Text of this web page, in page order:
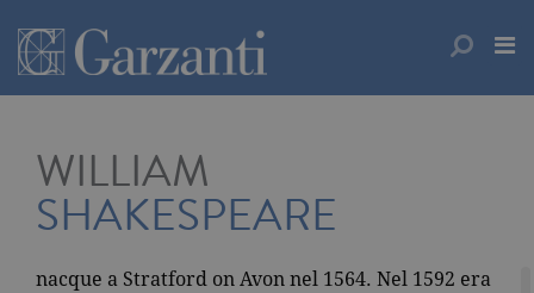
WILLIAM
SHAKESPEARE
nacque a Stratford on Avon nel 1564. Nel 1592 era